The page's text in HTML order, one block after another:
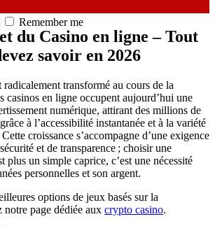
Remember me
du Casino en ligne – Tout
savoir en 2026
radicalement transformé au cours de la
casinos en ligne occupent aujourd’hui une
numérique, attirant des millions de
à l’accessibilité instantanée et à la variété
croissance s’accompagne d’une exigence
et de transparence ; choisir une
plus un simple caprice, c’est une nécessité
personnelles et son argent.
options de jeux basés sur la
page dédiée aux crypto casino.